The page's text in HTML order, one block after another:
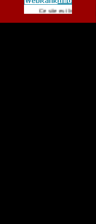
Ce site est list� dans